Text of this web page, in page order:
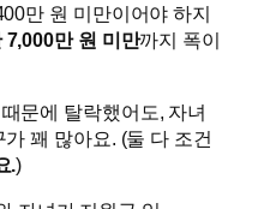
만 원 미만이어야 하지
7,000만 원 미만까지 폭이
문에 탈락했어도, 자녀
꽤 많아요. (둘 다 조건
.)